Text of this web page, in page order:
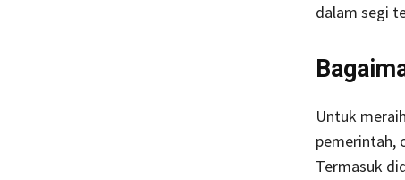
dalam segi
Untuk
pemerintah,
Termasuk